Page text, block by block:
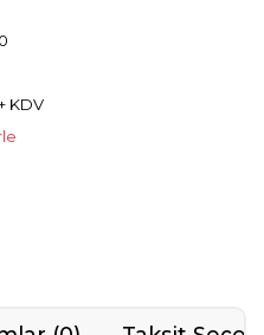
KDV